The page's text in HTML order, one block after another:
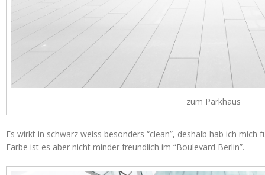
zum Parkhaus
Es wirkt in schwarz weiss besonders “clean”, deshalb hab ich mich
Farbe ist es aber nicht minder freundlich im “Boulevard Berlin”.